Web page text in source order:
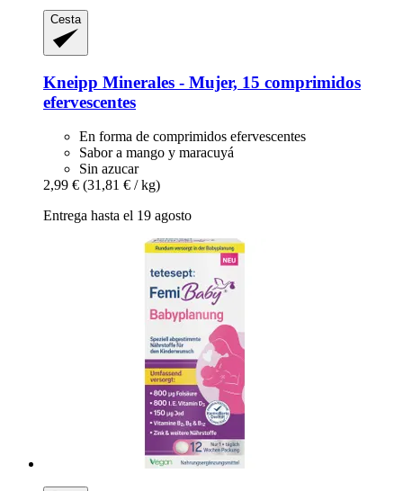
Cesta
Kneipp Minerales -​ Mujer, 15 comprimidos
efervescentes
En forma de comprimidos efervescentes
Sabor a mango y maracuyá
Sin azucar
2,99 € (31,81 € / kg)
Entrega hasta el 19 agosto